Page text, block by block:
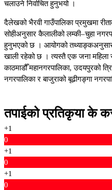
चलाउने निर्वाचित हुनुभयो ।
दैलेखको भैरवी गाउँपालिका प्रमुखमा
सोहीअनुसार कैलालीको लम्की–चुहा
हुनुभएको छ । आयोगको
खाली रहेको छ । त्यस्तै एक जना महिला
काठमाडौँ महानगरपालिका, उदयपुरको
नगरपालिका र बाजुराको बूढीगङ्गा
तपाईको प्रतिकृया के
+1
0
+1
0
+1
0